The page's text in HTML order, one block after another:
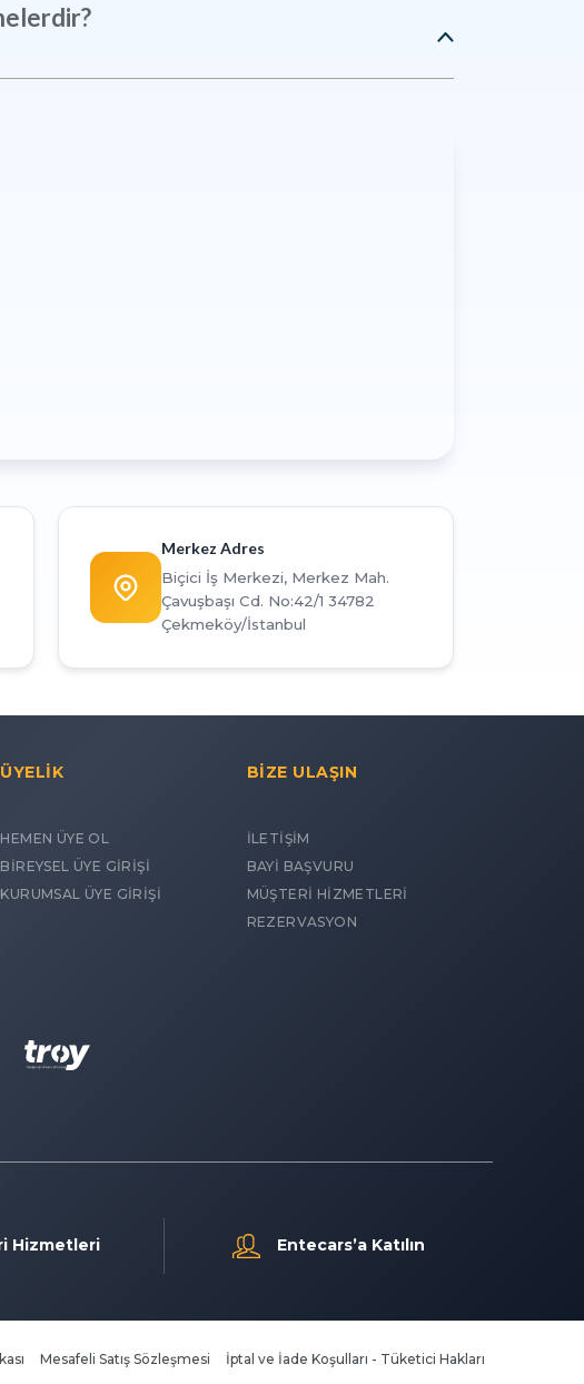
Merkez Adres
Biçici İş Merkezi, Merkez Mah.
Çavuşbaşı Cd. No:42/1 34782
Çekmeköy/İstanbul
ÜYELİK
HEMEN ÜYE OL
BİREYSEL ÜYE GİRİŞİ
KURUMSAL ÜYE GİRİŞİ
BİZE ULAŞIN
İLETİŞİM
BAYİ BAŞVURU
MÜŞTERİ HİZMETLERİ
REZERVASYON
Hizmetleri Entecars’a Katılın
Mesafeli Satış Sözleşmesi İptal ve İade Koşulları - Tüketici Hakları